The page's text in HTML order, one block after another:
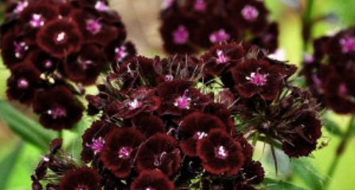
5 모종
6 접시꽃
7 어린모종 국화
8 비올라
9 펜스테몬